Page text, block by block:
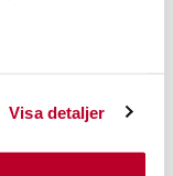
skanna den för
Visa detaljer